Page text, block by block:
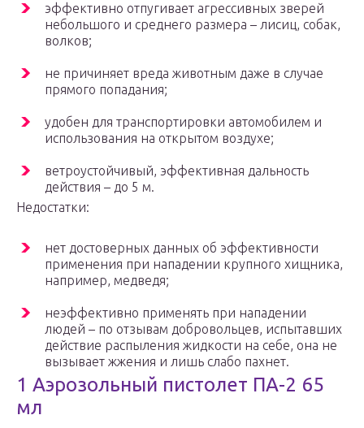
эффективно отпугивает агрессивных зверей
небольшого и среднего размера – лисиц, собак,
волков;
не причиняет вреда животным даже в случае
прямого попадания;
удобен для транспортировки автомобилем и
использования на открытом воздухе;
ветроустойчивый, эффективная дальность
действия – до 5 м.
Недостатки:
нет достоверных данных об эффективности
применения при нападении крупного хищника,
например, медведя;
неэффективно применять при нападении
людей – по отзывам добровольцев, испытавших
действие распыления жидкости на себе, она не
вызывает жжения и лишь слабо пахнет.
1 Аэрозольный пистолет ПА-2 65
мл